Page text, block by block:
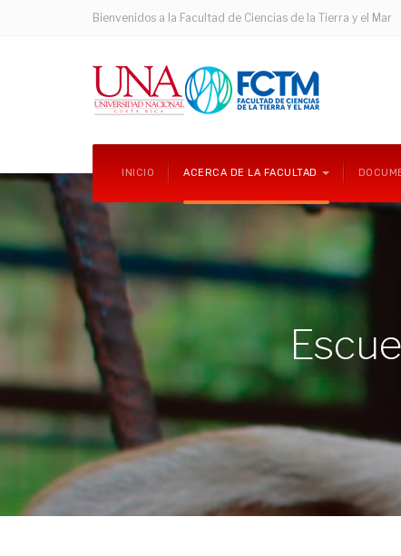
Bienvenidos a la Facultad de Ciencias de la Tierra y el Mar
INICIO ACERCA DE LA FACULTAD